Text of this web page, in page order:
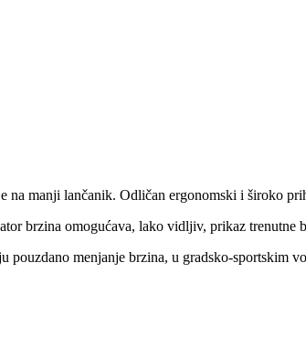
na manji lančanik. Odličan ergonomski i široko
brzina omogućava, lako vidljiv, prikaz trenutne
pouzdano menjanje brzina, u gradsko-sportskim